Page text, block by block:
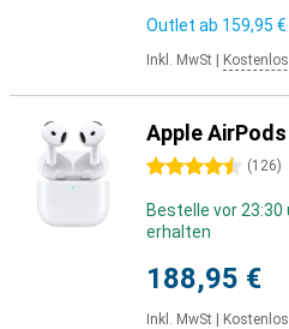
Outlet ab 159,95 €
Inkl. MwSt
Apple
4.5 Sterne (126)
Bestelle vor 23:30
erhalten
188,95 €
Inkl. MwSt